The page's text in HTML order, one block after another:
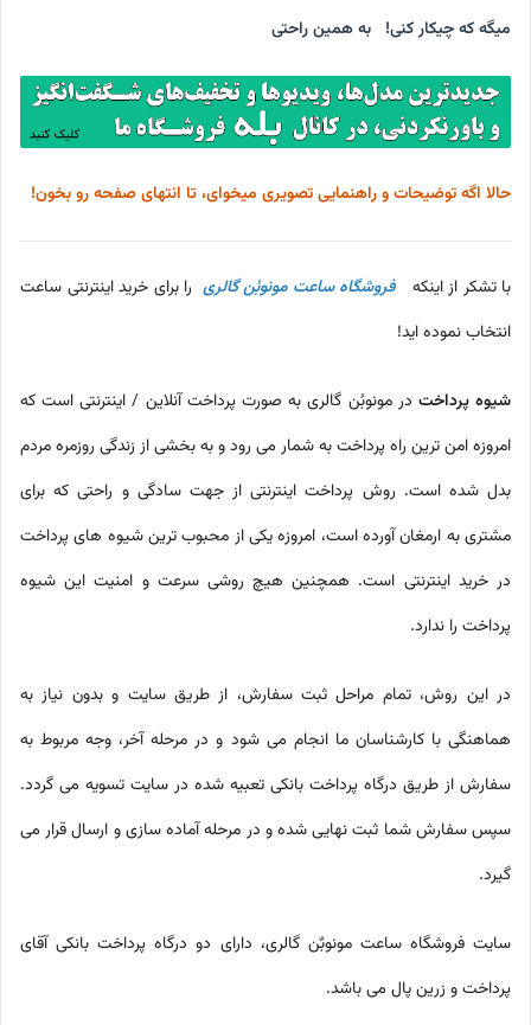
میگه که چیکار کنی! ‌ ‌ به همین راحتی
حالا اگه توضیحات و راهنمایی تصویری میخوای، تا انتهای صفحه رو بخون!
با تشکر از اینکه فروشگاه ساعت مونوبُن گالری را برای خرید اینترنتی ساعت
انتخاب نموده اید!
شیوه پرداخت در مونوبُن گالری به صورت پرداخت آنلاین / اینترنتی است که
امروزه امن ترین راه پرداخت به شمار می رود و به بخشی از زندگی روزمره مردم
بدل شده است. روش پرداخت اینترنتی از جهت سادگی و راحتی که برای
مشتری به ارمغان آورده است، امروزه یکی از محبوب ترین شیوه های پرداخت
در خرید اینترنتی است. همچنین هیچ روشی سرعت و امنیت این شیوه
پرداخت را ندارد.
در این روش، تمام مراحل ثبت سفارش، از طریق سایت و بدون نیاز به
هماهنگی با کارشناسان ما انجام می شود و در مرحله آخر، وجه مربوط به
سفارش از طریق درگاه پرداخت بانکی تعبیه شده در سایت تسویه می گردد.
سپس سفارش شما ثبت نهایی شده و در مرحله آماده سازی و ارسال قرار می
گیرد.
سایت فروشگاه ساعت مونوبٌن گالری، دارای دو درگاه پرداخت بانکی آقای
پرداخت و زرین پال می باشد.